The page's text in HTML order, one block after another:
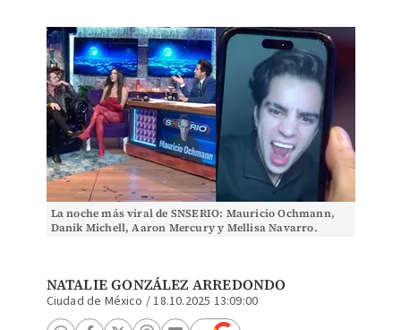
La noche más viral de SNSERIO: Mauricio Ochmann,
Danik Michell, Aaron Mercury y Mellisa Navarro.
NATALIE GONZÁLEZ ARREDONDO
Ciudad de México /18.10.2025 13:09:00